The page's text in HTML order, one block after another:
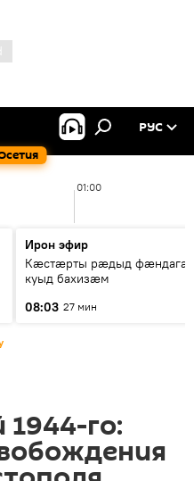
РУС
01:00
Ирон эфир
Кæстæрты рæдыд
куыд бахизæм
08:03 27 мин
го: